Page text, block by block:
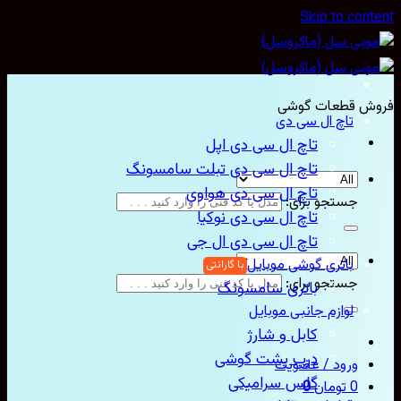
Skip to
قطعات گوشی
جستجو برای:
جستجو برای:
ورود / عضویت
تومان0
تاچ ال سی دی
تاچ ال سی دی اپل
تاچ ال سی دی تبلت سامسونگ
تاچ ال سی دی هواوی
تاچ ال سی دی نوکیا
تاچ ال سی دی ال جی
باتری گوشی موبایل
باتری سامسونگ
لوازم جانبی موبایل
کابل و شارژ
درب پشت گوشی
گلس سرامیکی